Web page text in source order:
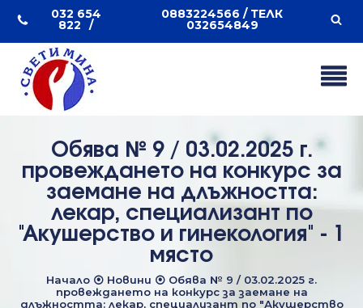
032 654
822
0883224566 / ТЕЛК
032654849
Обява № 9 / 03.02.2025 г.
провеждането на конкурс за
заемане на длъжността:
лекар, специализант по
"Акушерство и гинекология" - 1
място
Начало ⦿ Новини ⦿ Обява № 9 / 03.02.2025 г.
провеждането на конкурс за заемане на
длъжността: лекар, специализант по "Акушерство